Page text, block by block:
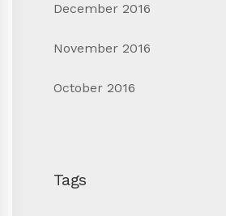
December 2016
November 2016
October 2016
Tags